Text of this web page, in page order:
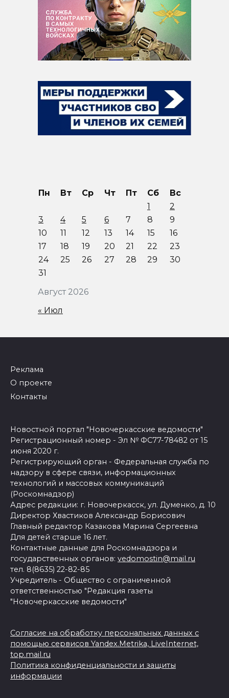
Август 2026
Пн Вт Ср Чт Пт Сб
Вс
1
2
3
4 5 6 7 8
9
10
11 12 13 14 15
16
17
18 19 20 21 22
23
24
25 26 27 28 29
30
31
« Июл
Реклама
О проекте
Контакты
Новостной портал "Новочеркасские ведомости"
Регистрационный номер - Эл № ФС77-78482 от 15
июня 2020 г.
Регистрирующий орган - Федеральная служба по
надзору в сфере связи, информационных
технологий и массовых коммуникаций
(Роскомнадзор)
Адрес редакции: г. Новочеркасск, ул. Думенко, д. 10
Директор Хвастиков Александр Борисович
Главный редактор Казакова Марина Сергеевна
Для детей старше 16 лет.
Контактные данные для Роскомнадзора и
государственных органов: vedomostin@mail.ru
тел. 8(8635) 22-82-85
Учредитель - Общество с ограниченной
ответственностью "Редакция газеты
"Новочеркасские ведомости"
Согласие на обработку персональных данных с
помощью сервисов Yandex.Metrika, LiveInternet,
top.mail.ru
Политика конфиденциальности и защиты
информации